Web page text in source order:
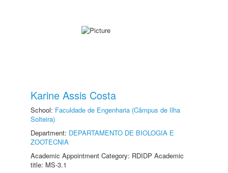
Karine Assis Costa
School: Faculdade de Engenharia (Câmpus de Ilha
Solteira)
Department: DEPARTAMENTO DE BIOLOGIA E
ZOOTECNIA
Academic Appointment Category: RDIDP Academic
title: MS-3.1